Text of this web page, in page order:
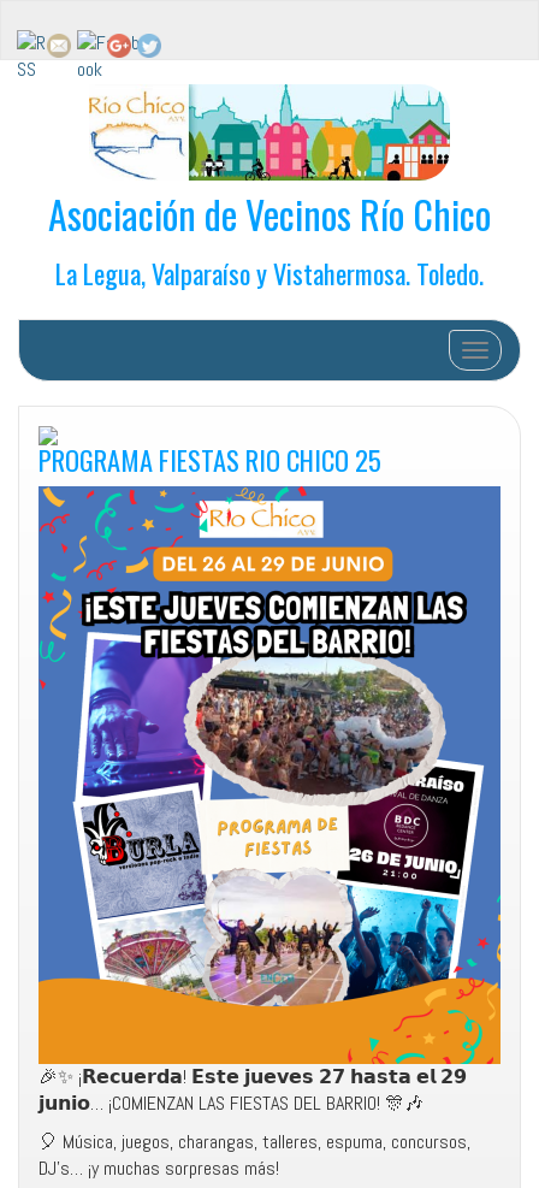
Asociación de Vecinos Río Chico
La Legua, Valparaíso y Vistahermosa. Toledo.
Cambiar
PROGRAMA FIESTAS RIO CHICO 25
🎉✨ ¡𝗥𝗲𝗰𝘂𝗲𝗿𝗱𝗮! 𝗘𝘀𝘁𝗲 𝗷𝘂𝗲𝘃𝗲𝘀 𝟮𝟳 𝗵𝗮𝘀𝘁𝗮 𝗲𝗹 𝟮𝟵
𝗷𝘂𝗻𝗶𝗼… ¡COMIENZAN LAS FIESTAS DEL BARRIO! 🎊🎶
🎈 Música, juegos, charangas, talleres, espuma, concursos,
DJ’s… ¡y muchas sorpresas más!